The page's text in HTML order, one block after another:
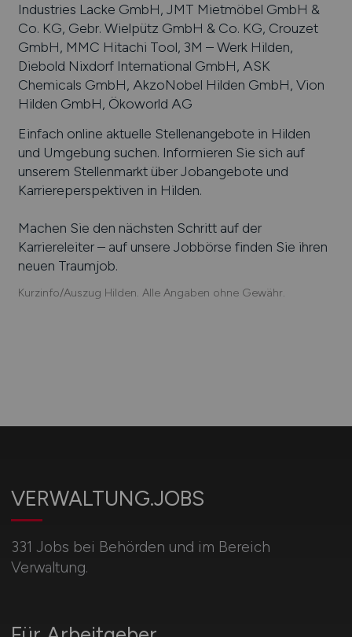
Industries Lacke GmbH, JMT Mietmöbel GmbH &
Co. KG, Gebr. Wielpütz GmbH & Co. KG, Crouzet
GmbH, MMC Hitachi Tool, 3M – Werk Hilden,
Diebold Nixdorf International GmbH, ASK
Chemicals GmbH, AkzoNobel Hilden GmbH, Vion
Hilden GmbH, Ökoworld AG
Einfach online aktuelle Stellenangebote in Hilden
und Umgebung suchen. Informieren Sie sich auf
unserem Stellenmarkt über Jobangebote und
Karriereperspektiven in Hilden.
Machen Sie den nächsten Schritt auf der
Karriereleiter – auf unsere Jobbörse finden Sie ihren
neuen Traumjob.
Kurzinfo/Auszug Hilden. Alle Angaben ohne Gewähr.
VERWALTUNG.JOBS
331 Jobs bei Behörden und im Bereich
Verwaltung.